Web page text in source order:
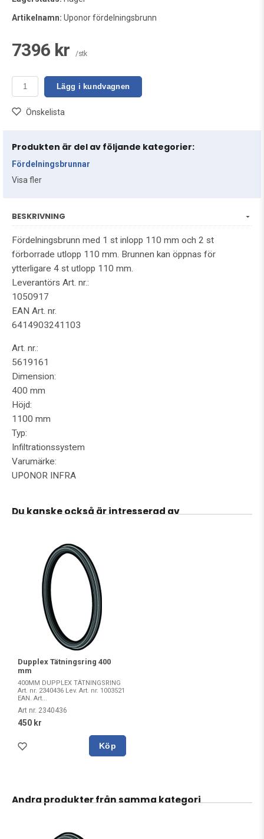
Artikelnamn: Uponor fördelningsbrunn
7396 kr /stk
Lägg i kundvagnen
Önskelista
Produkten är del av följande kategorier:
Fördelningsbrunnar
Visa fler
BESKRIVNING
Fördelningsbrunn med 1 st inlopp 110 mm och 2 st
förborrade utlopp 110 mm. Brunnen kan öppnas för
ytterligare 4 st utlopp 110 mm.
Leverantörs Art. nr.:
1050917
EAN Art. nr.
6414903241103
Art. nr.:
5619161
Dimension:
400 mm
Höjd:
1100 mm
Typ:
Infiltrationssystem
Varumärke:
UPONOR INFRA
Du kanske också är intresserad av
Dupplex Tätningsring 400
mm
400MM DUPPLEX TÄTNINGSRING
Art. nr. 2340436 Lev. Art. nr. 1003521
EAN. Art...
Art nr. 2340436
450 kr
Köp
Andra produkter från samma kategori